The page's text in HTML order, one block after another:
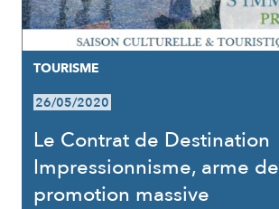
TOURISME
26/05/2020
Le Contrat de Destination
Impressionnisme, arme de
promotion massive